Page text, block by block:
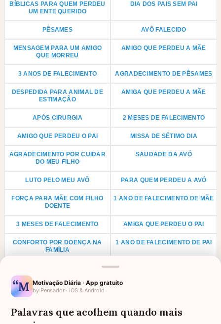
BÍBLICAS PARA QUEM PERDEU
UM ENTE QUERIDO
DIA DOS PAIS SEM PAI
PÊSAMES AVÔ FALECIDO
MENSAGEM PARA UM AMIGO
QUE MORREU
AMIGO QUE PERDEU A MÃE
3 ANOS DE FALECIMENTO AGRADECIMENTO DE PÊSAMES
DESPEDIDA PARA ANIMAL DE
ESTIMAÇÃO
AMIGA QUE PERDEU A MÃE
APÓS CIRURGIA 2 MESES DE FALECIMENTO
AMIGO QUE PERDEU O PAI MISSA DE SÉTIMO DIA
AGRADECIMENTO POR CUIDAR
DO MEU FILHO
SAUDADE DA AVÓ
LUTO PELO MEU AVÔ PARA QUEM PERDEU A AVÓ
FORÇA PARA MÃE COM FILHO
DOENTE
1 ANO DE FALECIMENTO DE MÃE
3 MESES DE FALECIMENTO AMIGA QUE PERDEU O PAI
CONFORTO POR DOENÇA NA
FAMÍLIA
1 ANO DE FALECIMENTO DE PAI
LUTO POR UMA CRIANÇA
LUTO PARA TIA AGRADECIMENTO PARA PADRE
Motivação Diária · App gratuito
by Pensador · iOS & Android
Palavras que acolhem quando mais